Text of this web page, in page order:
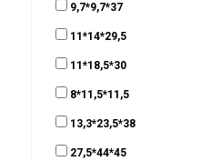
9,7*9,7*37
11*14*29,5
11*18,5*30
8*11,5*11,5
13,3*23,5*38
27,5*44*45